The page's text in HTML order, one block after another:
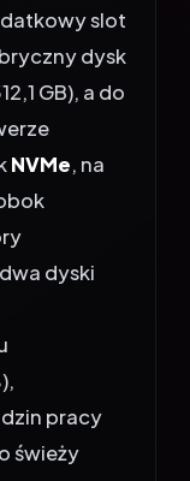
slot
dysk
GB), a do
NVMe, na
dyski
pracy
świeży